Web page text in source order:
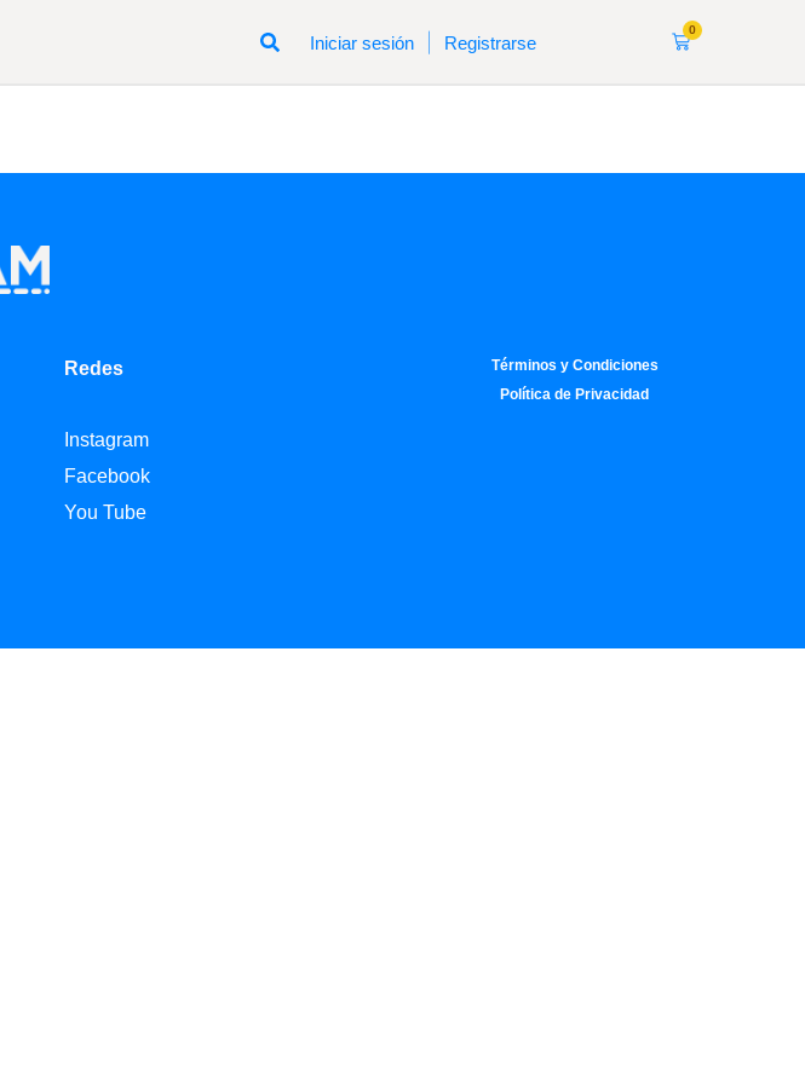
Iniciar sesión Registrarse
0
Redes
Instagram
Facebook
You Tube
Términos y Condiciones
Política de Privacidad